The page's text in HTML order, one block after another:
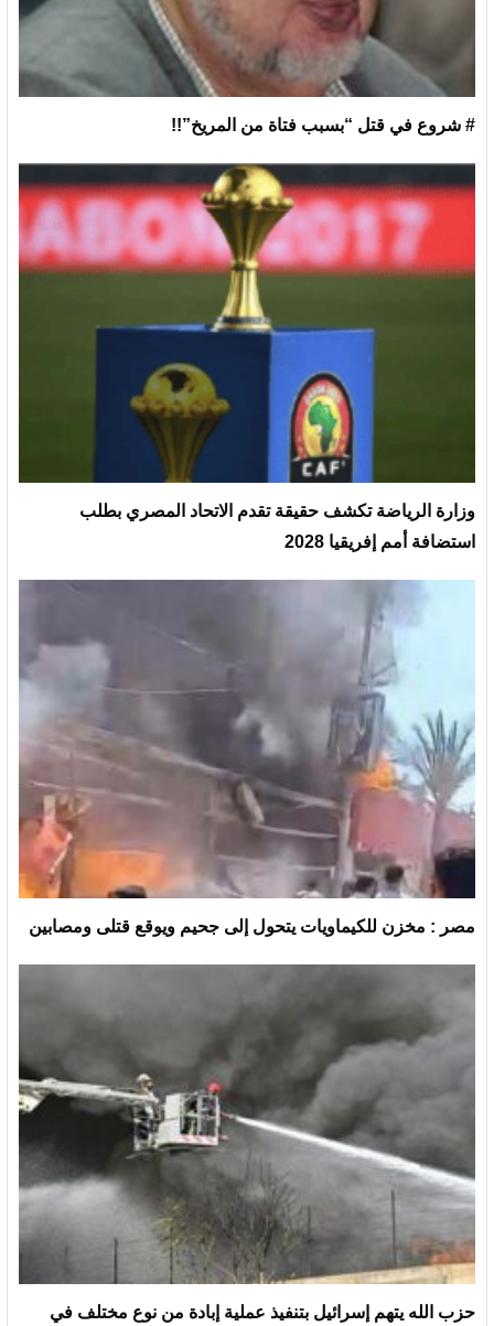
# شروع في قتل “بسبب فتاة من المريخ”!!
وزارة الرياضة تكشف حقيقة تقدم الاتحاد المصري بطلب
استضافة أمم إفريقيا 2028
مصر : مخزن للكيماويات يتحول إلى جحيم ويوقع قتلى ومصابين
حزب الله يتهم إسرائيل بتنفيذ عملية إبادة من نوع مختلف في